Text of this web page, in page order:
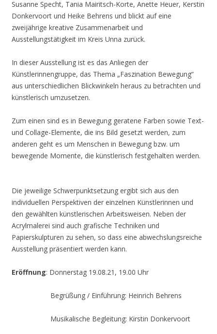
Susanne Specht, Tania Mairitsch-Korte, Anette Heuer, Kerstin
Donkervoort und Heike Behrens und blickt auf eine
zweijährige kreative Zusammenarbeit und
Ausstellungstätigkeit im Kreis Unna zurück.
In dieser Ausstellung ist es das Anliegen der
Künstlerinnengruppe, das Thema „Faszination Bewegung“
aus unterschiedlichen Blickwinkeln heraus zu betrachten und
künstlerisch umzusetzen.
Zum einen sind es in Bewegung geratene Farben sowie Text-
und Collage-Elemente, die ins Bild gesetzt werden, zum
anderen geht es um Menschen in Bewegung bzw. um
bewegende Momente, die künstlerisch festgehalten werden.
Die jeweilige Schwerpunktsetzung ergibt sich aus den
individuellen Perspektiven der einzelnen Künstlerinnen und
den gewählten künstlerischen Arbeitsweisen. Neben der
Acrylmalerei sind auch grafische Techniken und
Papierskulpturen zu sehen, so dass eine abwechslungsreiche
Ausstellung präsentiert werden kann.
Eröffnung: Donnerstag 19.08.21, 19.00 Uhr
Begrüßung / Einführung: Heinrich Behrens
Musikalische Begleitung: Kirstin Donkervoort